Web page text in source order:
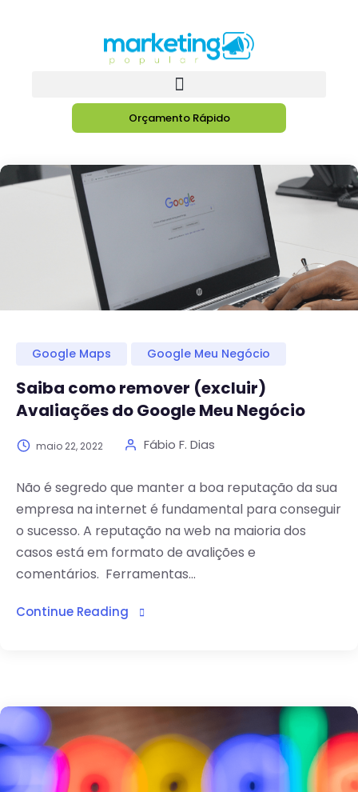
Orçamento Rápido
Google Maps Google Meu Negócio
Saiba como remover (excluir)
Avaliações do Google Meu Negócio
maio 22, 2022 Fábio F. Dias
Não é segredo que manter a boa reputação da sua
empresa na internet é fundamental para conseguir
o sucesso. A reputação na web na maioria dos
casos está em formato de avalições e
comentários. Ferramentas...
Continue Reading